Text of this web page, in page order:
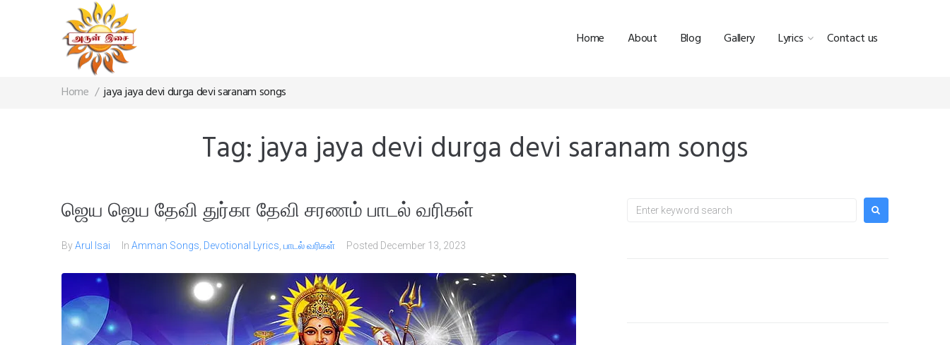
Home About Blog Gallery Lyrics Contact us
Home / jaya jaya devi durga devi saranam songs
Tag:jaya jaya devi durga devi saranam songs
ஜெய ஜெய தேவி துர்கா தேவி சரணம் பாடல் வரிகள்
ByArul Isai In Amman Songs Devotional Lyrics பாடல் வரிகள் Posted December 13, 2023